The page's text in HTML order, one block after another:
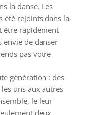
la danse. Les
été rejoints dans la
être rapidement
envie de danser
pas votre
génération : des
uns aux autres
le leur
deux